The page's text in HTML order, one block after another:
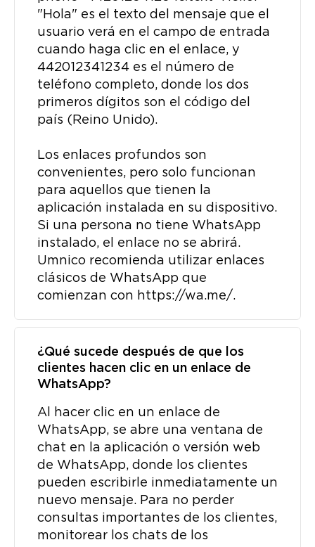
"Hola" es el texto del mensaje que el
usuario verá en el campo de entrada
cuando haga clic en el enlace, y
442012341234 es el número de
teléfono completo, donde los dos
primeros dígitos son el código del
país (Reino Unido).
Los enlaces profundos son
convenientes, pero solo funcionan
para aquellos que tienen la
aplicación instalada en su dispositivo.
Si una persona no tiene WhatsApp
instalado, el enlace no se abrirá.
Umnico recomienda utilizar enlaces
clásicos de WhatsApp que
comienzan con https://wa.me/.
¿Qué sucede después de que los
clientes hacen clic en un enlace de
WhatsApp?
Al hacer clic en un enlace de
WhatsApp, se abre una ventana de
chat en la aplicación o versión web
de WhatsApp, donde los clientes
pueden escribirle inmediatamente un
nuevo mensaje. Para no perder
consultas importantes de los clientes,
monitorear los chats de los